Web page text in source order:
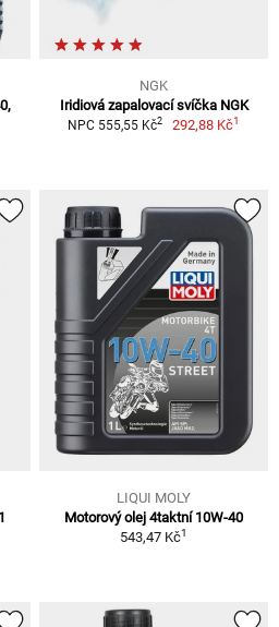
NGK
Iridiová zapalovací svíčka NGK
NPC 555,55 Kč2 292,88 Kč1
LIQUI MOLY
Motorový olej 4taktní 10W-40
543,47 Kč1